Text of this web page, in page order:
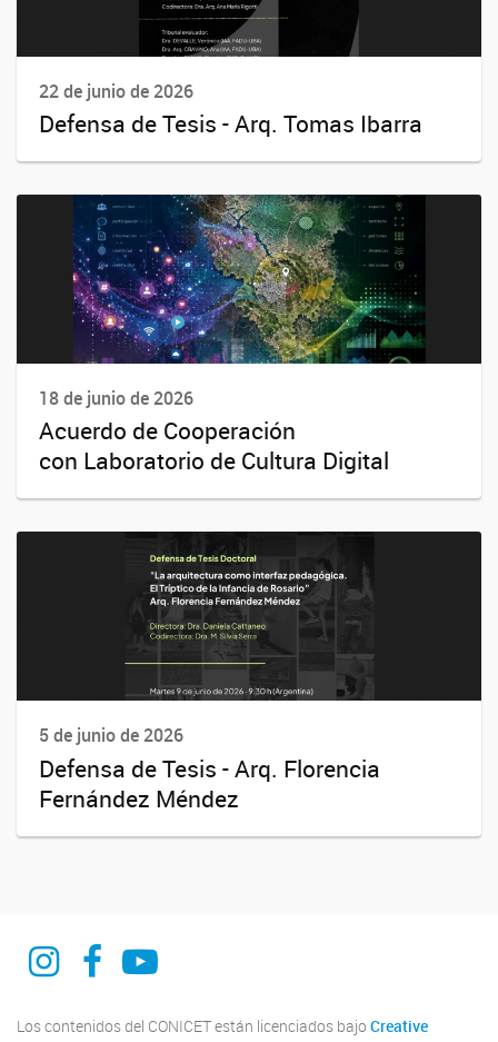
22 de junio de 2026
Defensa de Tesis - Arq. Tomas Ibarra
18 de junio de 2026
Acuerdo de Cooperación
con Laboratorio de Cultura Digital
5 de junio de 2026
Defensa de Tesis - Arq. Florencia
Fernández Méndez
@curdiur.conicet.unr
CURDIUR CONICET UNR@CURDIUR
Los contenidos del CONICET están licenciados bajo Creative